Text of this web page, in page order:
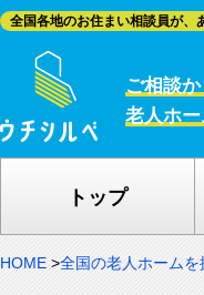
全国各地のお住まい相談員が、
ご相談
老人ホ
トップ
HOME >全国の老人ホームを